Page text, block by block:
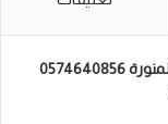
نقل عفش داخل المدينة المنورة 0574640856